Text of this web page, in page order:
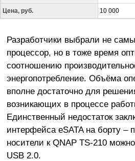
Цена, руб. 10 000
Разработчики выбрали не
процессор, но в тоже время
соотношению
энергопотребление. Объёма
вполне достаточно для
возникающих в процессе
Единственный недостаток
интерфейса eSATA на борту –
носители к QNAP TS-210
USB 2.0.